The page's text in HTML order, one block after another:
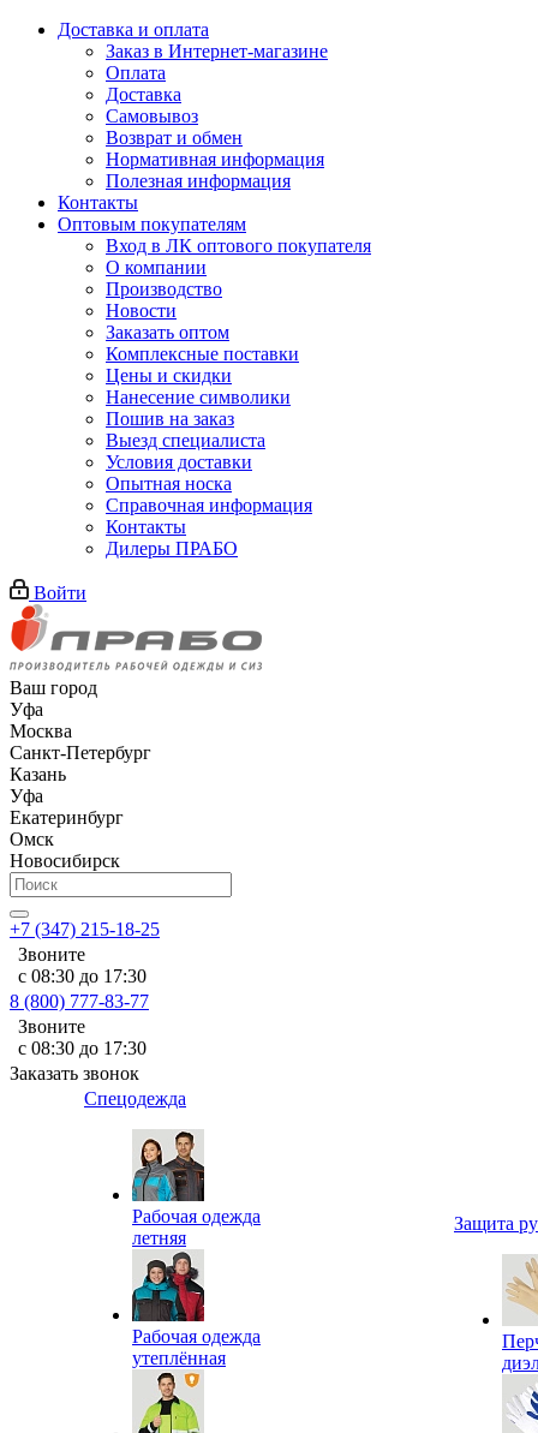
Доставка и оплата
Заказ в Интернет-магазине
Оплата
Доставка
Самовывоз
Возврат и обмен
Нормативная информация
Полезная информация
Контакты
Оптовым покупателям
Вход в ЛК оптового покупателя
О компании
Производство
Новости
Заказать оптом
Комплексные поставки
Цены и скидки
Нанесение символики
Пошив на заказ
Выезд специалиста
Условия доставки
Опытная носка
Справочная информация
Контакты
Дилеры ПРАБО
Войти
Ваш город
Уфа
Москва
Санкт-Петербург
Казань
Уфа
Екатеринбург
Омск
Новосибирск
+7 (347) 215-18-25
Звоните
с 08:30 до 17:30
8 (800) 777-83-77
Звоните
с 08:30 до 17:30
Заказать звонок
Спецодежда
Рабочая одежда
летняя
Рабочая одежда
утеплённая
Защита